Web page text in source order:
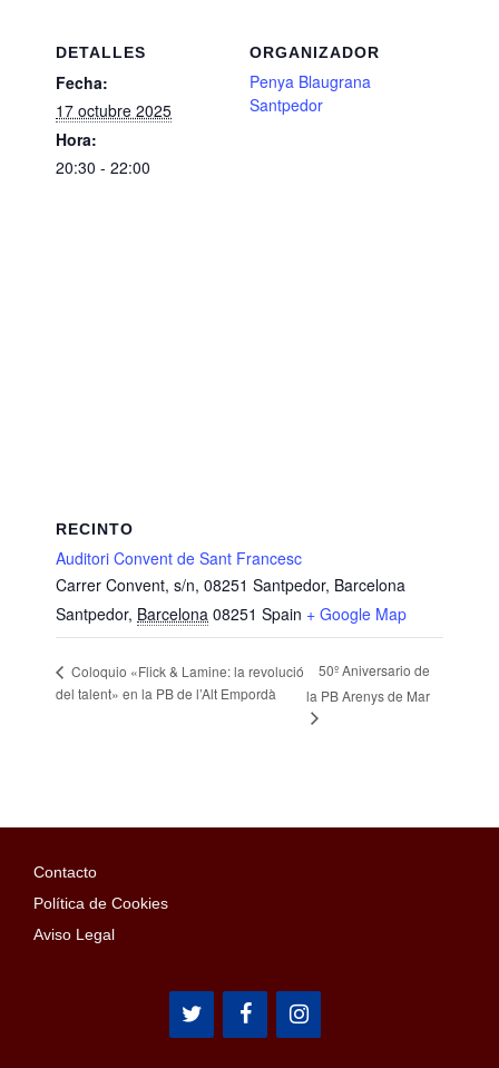
DETALLES
Fecha:
17 octubre 2025
Hora:
20:30 - 22:00
ORGANIZADOR
Penya Blaugrana
Santpedor
RECINTO
Auditori Convent de Sant Francesc
Carrer Convent, s/n, 08251 Santpedor, Barcelona
Santpedor, Barcelona 08251 Spain + Google Map
Coloquio «Flick & Lamine: la revolució
del talent» en la PB de l’Alt Empordà
50º Aniversario de
la PB Arenys de Mar
Contacto
Política de Cookies
Aviso Legal